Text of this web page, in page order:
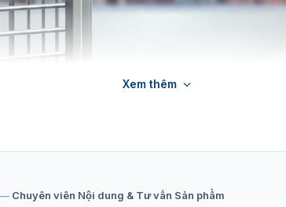
cổng an ninh full height FTS-E02
Xem thêm
Chuyên viên Nội dung & Tư vấn Sản phẩm